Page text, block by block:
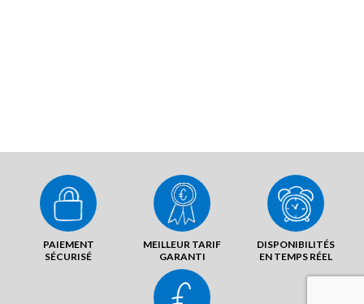
PAIEMENT
SÉCURISÉ
MEILLEUR TARIF
GARANTI
DISPONIBILITÉS
EN TEMPS RÉEL